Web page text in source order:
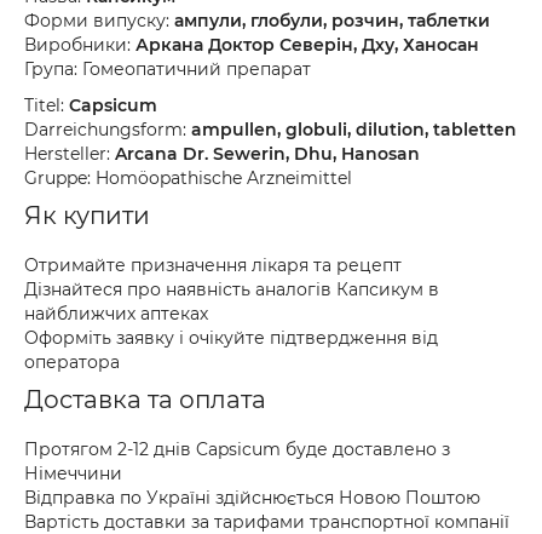
Форми випуску: ампули, глобули, розчин, таблетки
Виробники: Аркана Доктор Северін, Дху, Ханосан
Група: Гомеопатичний препарат
Titel: Capsicum
Darreichungsform: ampullen, globuli, dilution, tabletten
Hersteller: Arcana Dr. Sewerin, Dhu, Hanosan
Gruppe: Homöopathische Arzneimittel
Як купити
Отримайте призначення лікаря та рецепт
Дізнайтеся про наявність аналогів Капсикум в
найближчих аптеках
Оформіть заявку і очікуйте підтвердження від
оператора
Доставка та оплата
Протягом 2-12 днів Capsicum буде доставлено з
Німеччини
Відправка по Україні здійснюється Новою Поштою
Вартість доставки за тарифами транспортної компанії